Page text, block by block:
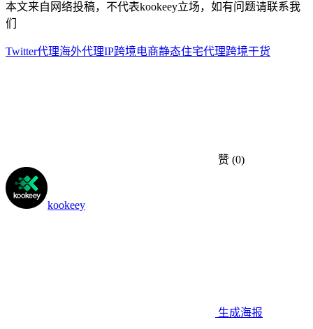
本文来自网络投稿，不代表kookeey立场，如有问题请联系我
们
Twitter代理海外代理IP跨境电商静态住宅代理跨境干货
赞 (0)
kookeey
生成海报